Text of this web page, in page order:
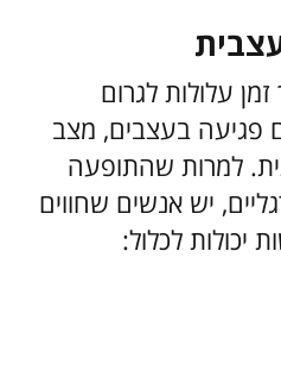
עלולות לגרום
פגיעה בעצבים, מצב
למרות שהתופעה
יש אנשים שחווים
יכולות לכלול: